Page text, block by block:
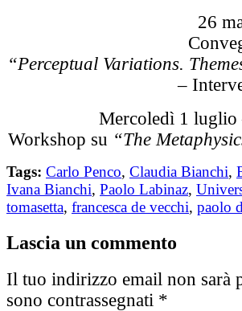
26
“Perceptual Variations.
–
Mercoledì 1
Workshop su “The
Tags: Carlo Penco, Claudia Bianchi,
Ivana Bianchi, Paolo Labinaz,
tomasetta, francesca de vecchi, paolo
Lascia un commento
Il tuo indirizzo email non sarà
sono contrassegnati *